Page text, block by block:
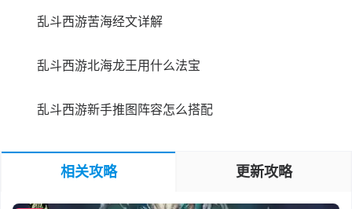
乱斗西游苦海经文详解
乱斗西游北海龙王用什么法宝
乱斗西游新手推图阵容怎么搭配
相关攻略 更新攻略